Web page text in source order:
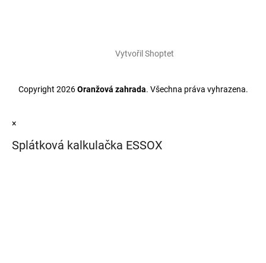
Vytvořil Shoptet
Copyright 2026Oranžová zahrada. Všechna práva vyhrazena.
×
Splátková kalkulačka ESSOX